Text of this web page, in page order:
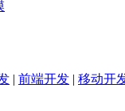
| 前端开发 | 移动开